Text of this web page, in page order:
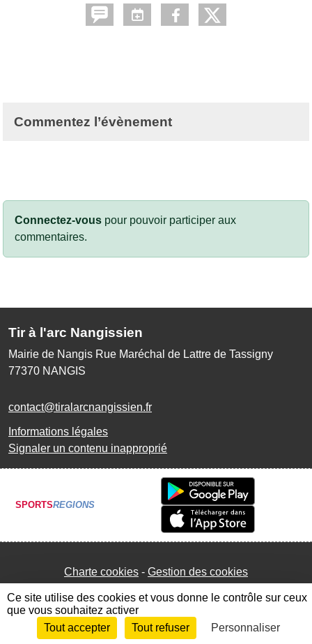
Commentez l’évènement
Connectez-vous pour pouvoir participer aux
commentaires.
Tir à l'arc Nangissien
Mairie de Nangis Rue Maréchal de Lattre de Tassigny
77370 NANGIS
contact@tiralarcnangissien.fr
Informations légales
Signaler un contenu inapproprié
SPORTSREGIONS
Charte cookies Gestion des cookies
Envie de participer ? Connexion
Ce site utilise des cookies et vous donne le contrôle sur ceux
que vous souhaitez activer
Tout accepter
Tout refuser Personnaliser